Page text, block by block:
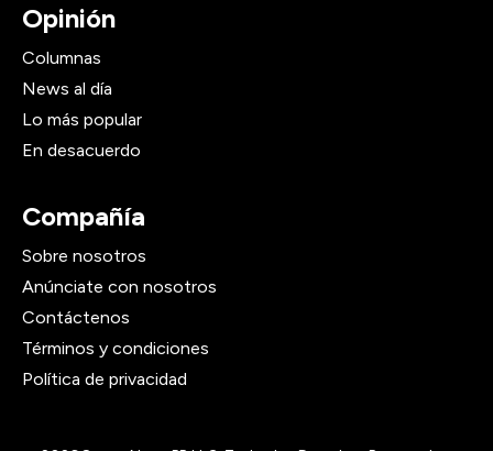
Opinión
Columnas
News al día
Lo más popular
En desacuerdo
Compañía
Sobre nosotros
Anúnciate con nosotros
Contáctenos
Términos y condiciones
Política de privacidad